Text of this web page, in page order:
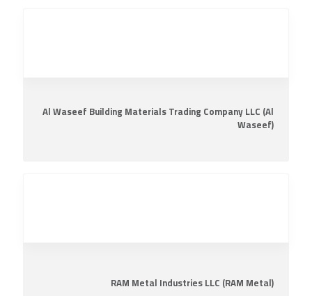
Al Waseef Building Materials Trading Company LLC (Al
Waseef)
RAM Metal Industries LLC (RAM Metal)